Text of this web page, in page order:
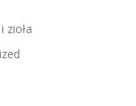
zioła